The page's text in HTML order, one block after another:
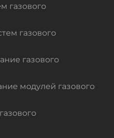
газового
газового
газового
модулей газового